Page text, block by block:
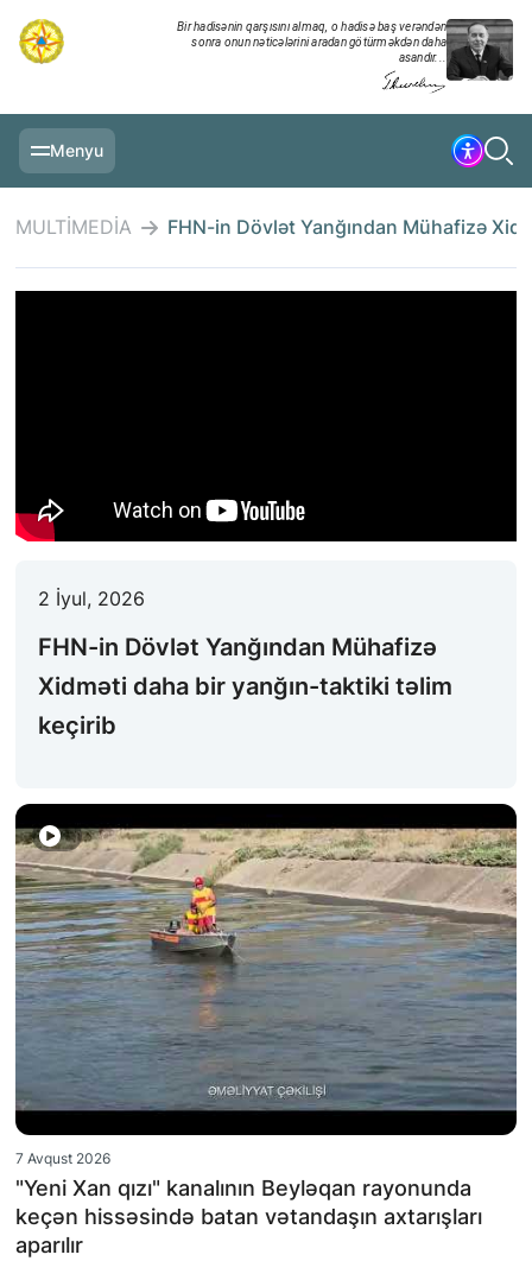
Bir hadisənin qarşısını almaq, o hadisə baş verəndən
sonra onun nəticələrini aradan götürməkdən daha
asandır...
Menyu
NAZIRLIK
QANUNVERICILIK
ƏLAQƏ
E-Xidmət
MULTİMEDİA FHN-in Dövlət Yanğından Mühafizə
2 İyul, 2026
FHN-in Dövlət Yanğından Mühafizə
Xidməti daha bir yanğın-taktiki təlim
keçirib
7 Avqust 2026
"Yeni Xan qızı" kanalının Beyləqan rayonunda
keçən hissəsində batan vətandaşın axtarışları
aparılır